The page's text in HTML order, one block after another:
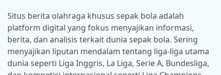
Situs berita olahraga khusus sepak bola adalah
platform digital yang fokus menyajikan informasi,
berita, dan analisis terkait dunia sepak bola. Sering
menyajikan liputan mendalam tentang liga-liga utama
dunia seperti Liga Inggris, La Liga, Serie A, Bundesliga,